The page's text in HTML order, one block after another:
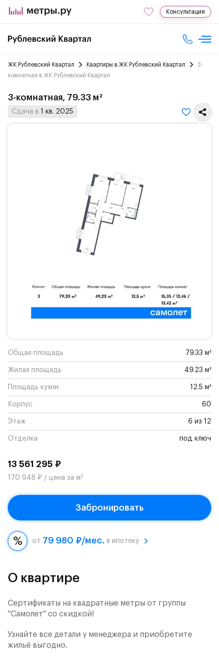
Консультация
ЖК Рублевский Квартал Квартиры в ЖК Рублевский Квартал
3-
комнатная в ЖК Рублевский Квартал
3-комнатная, 79.33 м²
Сдача в 1 кв. 2025
Общая площадь 79.33 м²
Жилая площадь 49.23 м²
Площадь кухни 12.5 м²
Корпус 60
Этаж 6 из 12
Отделка под ключ
13 561 295 ₽
170 948 ₽ / цена за м2
Забронировать
от 79 980 ₽/мес. в ипотеку
О квартире
Сертификаты на квадратные метры от группы
"Самолет" со скидкой!
Узнайте все детали у менеджера и приобретите
жильё выгодно.